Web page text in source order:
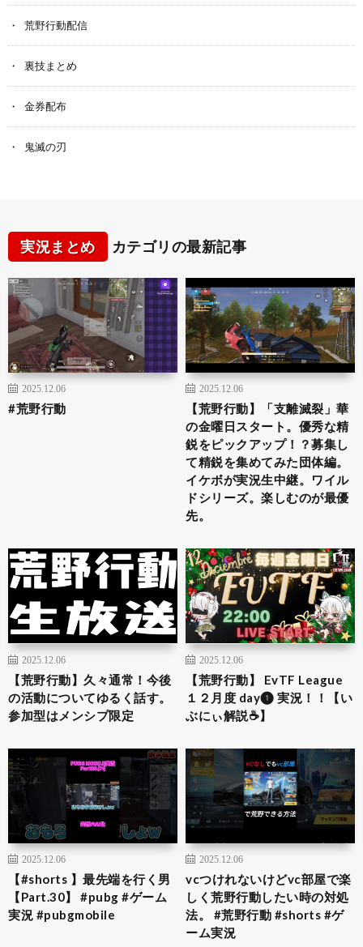
荒野行動配信
裏技まとめ
金券配布
鬼滅の刃
実況まとめ カテゴリの最新記事
2025.12.06
#荒野行動
2025.12.06
【荒野行動】「支離滅裂」華
の金曜日スタート。優秀な精
鋭をピックアップ！？募集し
て精鋭を集めてみた団体編。
イケボが実況生中継。ワイル
ドシリーズ。楽しむのが最優
先。
2025.12.06
【荒野行動】久々通常！今後
の活動についてゆるく話す。
参加型はメンシプ限定
2025.12.06
【荒野行動】 EvTF League
１２月度 day❶ 実況！！【い
ぶにぃ解説☕️】
2025.12.06
【#shorts 】最先端を行く男
【Part.30】 #pubg #ゲーム
実況 #pubgmobile
2025.12.06
vcつけれないけどvc部屋で楽
しく荒野行動したい時の対処
法。 #荒野行動 #shorts #ゲ
ーム実況